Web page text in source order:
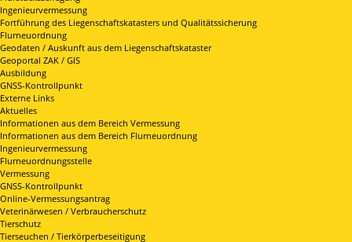
Ingenieurvermessung
Fortführung des Liegenschaftskatasters und Qualitätssicherung
Flurneuordnung
Geodaten / Auskunft aus dem Liegenschaftskataster
Geoportal ZAK / GIS
Ausbildung
GNSS-Kontrollpunkt
Externe Links
Aktuelles
Informationen aus dem Bereich Vermessung
Informationen aus dem Bereich Flurneuordnung
Ingenieurvermessung
Flurneuordnungsstelle
Vermessung
GNSS-Kontrollpunkt
Online-Vermessungsantrag
Veterinärwesen / Verbraucherschutz
Tierschutz
Tierseuchen / Tierkörperbeseitigung